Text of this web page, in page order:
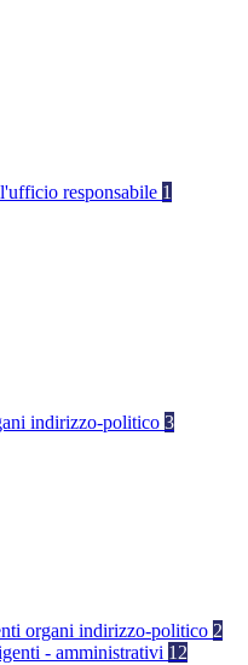
responsabile 1
indirizzo-politico 3
organi indirizzo-politico 2
- amministrativi 12